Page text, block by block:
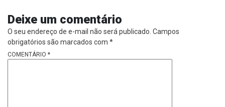
Deixe um comentário
O seu endereço de e-mail não será publicado. Campos
obrigatórios são marcados com *
COMENTÁRIO *